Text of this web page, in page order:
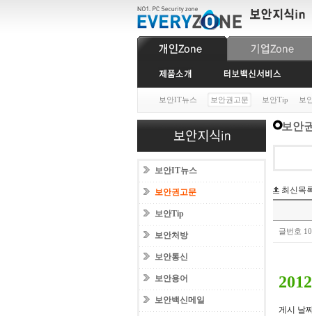
보안IT뉴스 보안권고문 보안Tip 보
보안IT뉴스
보안권고문
보안Tip
보안처방
보안통신
보안용어
보안백신메일
보안
최신목
글번호
게시 날